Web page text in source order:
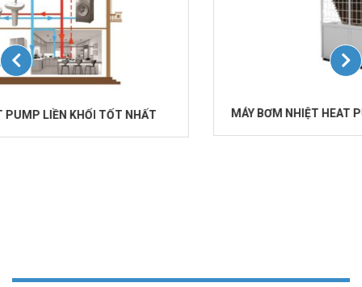
MÁY BƠM NHIỆT HEAT PUMP CÔNG NGHIỆP KHÁCH SẠN